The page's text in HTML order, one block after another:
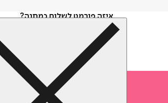
איזה פורמט לשלוח כמתנה?